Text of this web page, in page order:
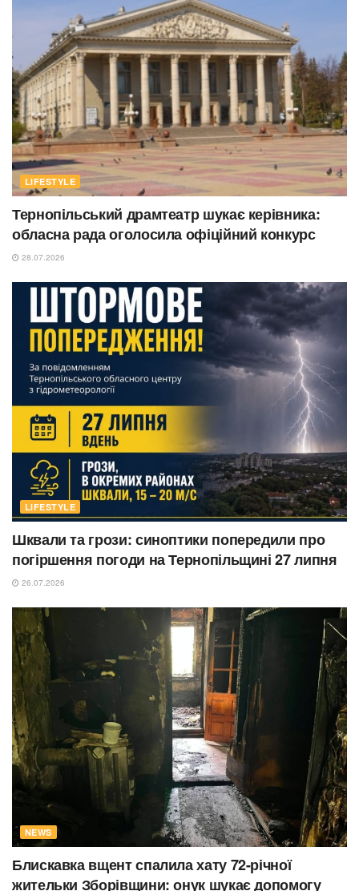
LIFESTYLE
Тернопільський драмтеатр шукає керівника:
обласна рада оголосила офіційний конкурс
28.07.2026
LIFESTYLE
Шквали та грози: синоптики попередили про
погіршення погоди на Тернопільщині 27 липня
26.07.2026
NEWS
Блискавка вщент спалила хату 72-річної
жительки Зборівщини: онук шукає допомогу